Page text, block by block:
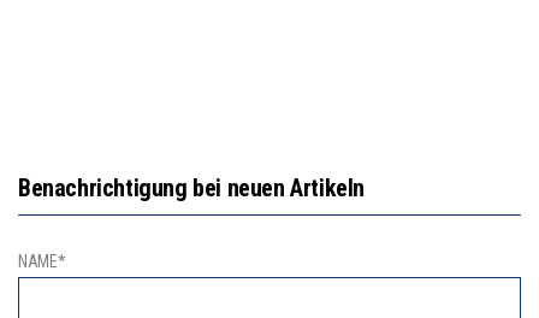
Benachrichtigung bei neuen Artikeln
NAME*